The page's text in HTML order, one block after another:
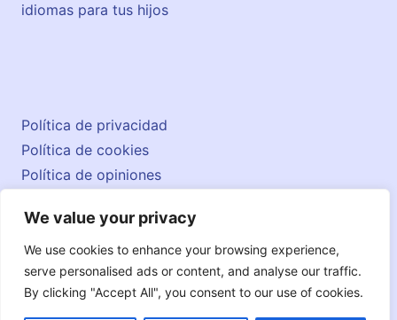
We value your privacy
We use cookies to enhance your browsing experience,
serve personalised ads or content, and analyse our traffic.
By clicking "Accept All", you consent to our use of cookies.
idiomas para tus hijos
© 2026 englishatlas.es
Política de privacidad
Política de cookies
Política de opiniones
Contacto